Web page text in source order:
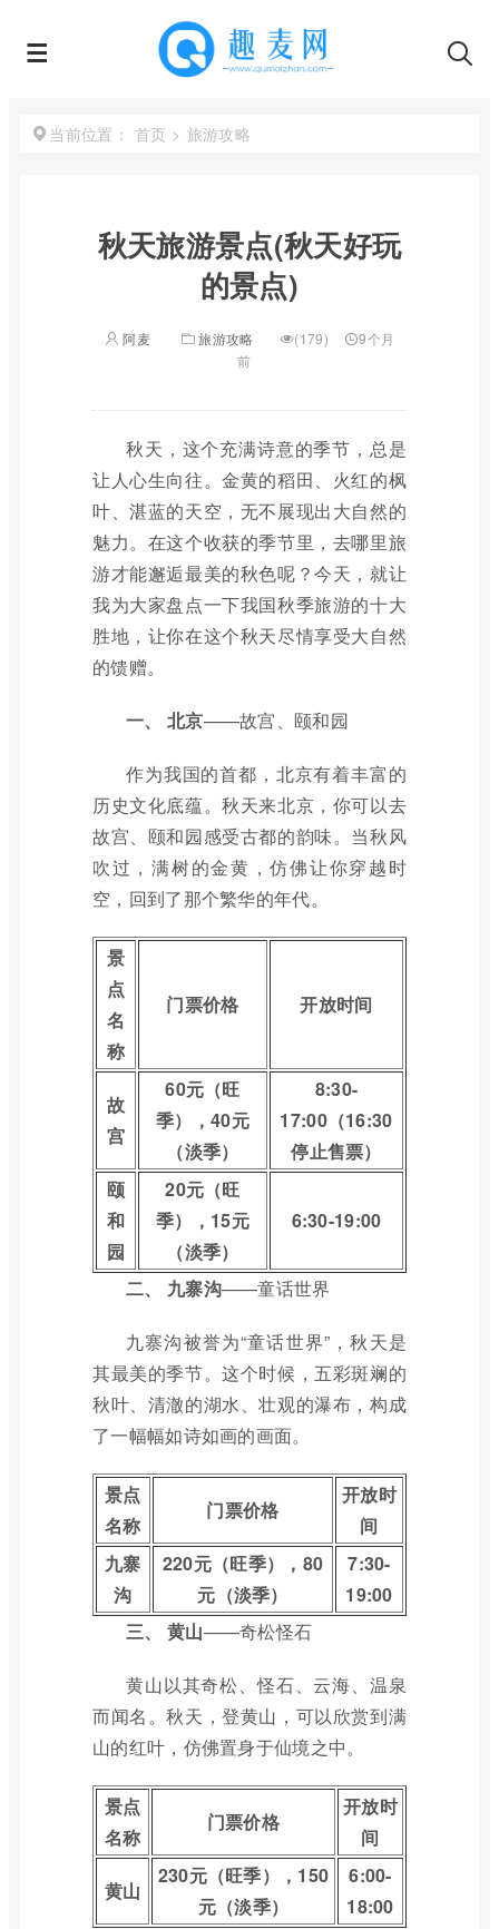
当前位置： 首页 > 旅游攻略
秋天旅游景点(秋天好玩
的景点)
阿麦 旅游攻略 (179)
9个月
前
秋天，这个充满诗意的季节，总是
让人心生向往。金黄的稻田、火红的枫
叶、湛蓝的天空，无不展现出大自然的
魅力。在这个收获的季节里，去哪里旅
游才能邂逅最美的秋色呢？今天，就让
我为大家盘点一下我国秋季旅游的十大
胜地，让你在这个秋天尽情享受大自然
的馈赠。
一、 北京——故宫、颐和园
作为我国的首都，北京有着丰富的
历史文化底蕴。秋天来北京，你可以去
故宫、颐和园感受古都的韵味。当秋风
吹过，满树的金黄，仿佛让你穿越时
空，回到了那个繁华的年代。
景
点
名
称
门票价格 开放时间
故
宫
60元（旺
季），40元
（淡季）
8:30-
17:00（16:30
停止售票）
颐
和
园
20元（旺
季），15元
（淡季）
6:30-19:00
二、 九寨沟——童话世界
九寨沟被誉为“童话世界”，秋天是
其最美的季节。这个时候，五彩斑斓的
秋叶、清澈的湖水、壮观的瀑布，构成
了一幅幅如诗如画的画面。
景点
名称
门票价格
开放时
间
九寨
沟
220元（旺季），80
元（淡季）
7:30-
19:00
三、
黄山——奇松怪石
黄山以其奇松、怪石、云海、温泉
而闻名。秋天，登黄山，可以欣赏到满
山的红叶，仿佛置身于仙境之中。
景点
名称
门票价格
开放时
间
黄山
230元（旺季），150
元（淡季）
6:00-
18:00